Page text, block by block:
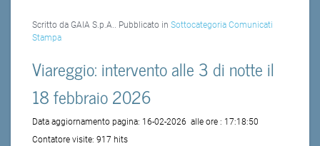
Scritto da GAIA S.p.A.. Pubblicato in Sottocategoria Comunicati
Stampa
Viareggio: intervento alle 3 di notte il
18 febbraio 2026
Data aggiornamento pagina: 16-02-2026 alle ore : 17:18:50
Contatore visite: 917 hits